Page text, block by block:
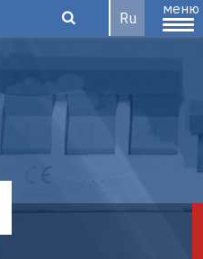
Ru
меню